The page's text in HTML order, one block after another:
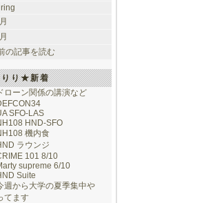
の記事を読む
りり★新着
ローン関係の講演など
SFO-LAS
HND-SFO
機内食
ラウンジ
101 8/10
supreme 6/10
Suite
週から大学の夏季集中や
てます